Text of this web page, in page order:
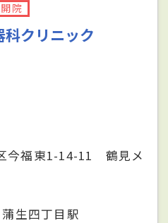
院
クリニック
今福東1-14-11 鶴見メ
生四丁目駅